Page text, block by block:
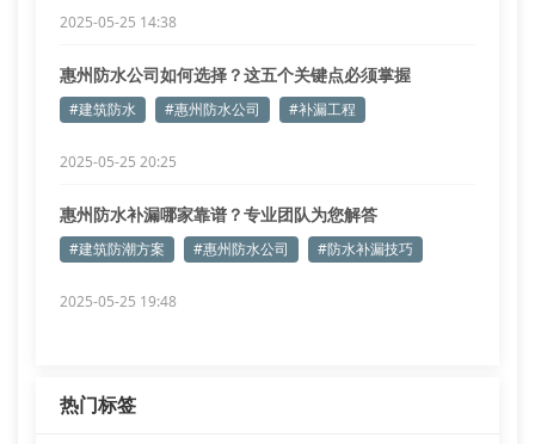
2025-05-25 14:38
惠州防水公司如何选择？这五个关键点必须掌握
#建筑防水 #惠州防水公司 #补漏工程
2025-05-25 20:25
惠州防水补漏哪家靠谱？专业团队为您解答
#建筑防潮方案 #惠州防水公司 #防水补漏技巧
2025-05-25 19:48
热门标签